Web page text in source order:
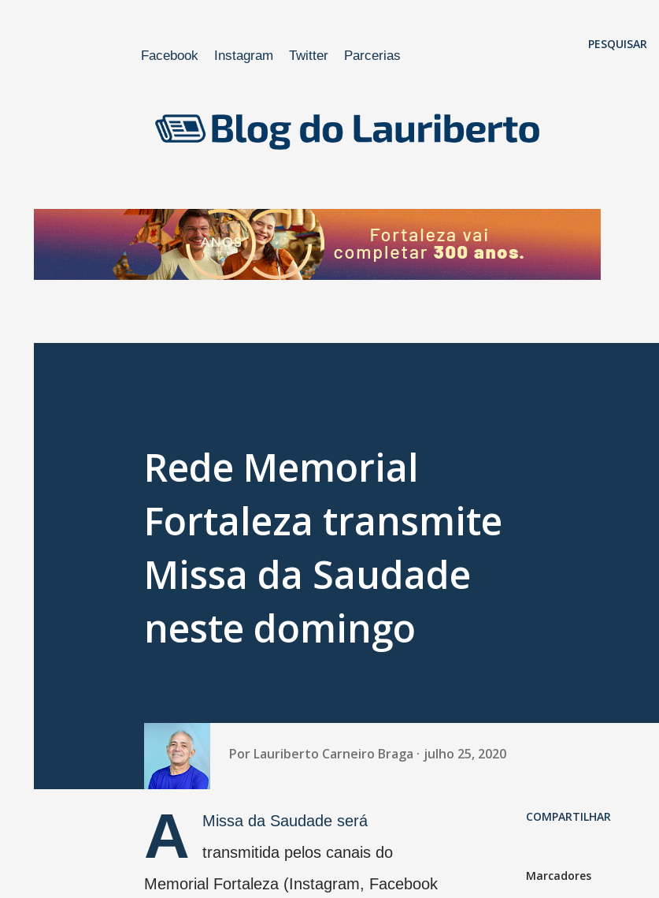
Facebook Instagram Twitter Parcerias
PESQUISAR
Rede Memorial
Fortaleza transmite
Missa da Saudade
neste domingo
Por Lauriberto Carneiro Braga julho 25, 2020
A
Missa da Saudade será
transmitida pelos canais do
Memorial Fortaleza (Instagram, Facebook
COMPARTILHAR
Marcadores